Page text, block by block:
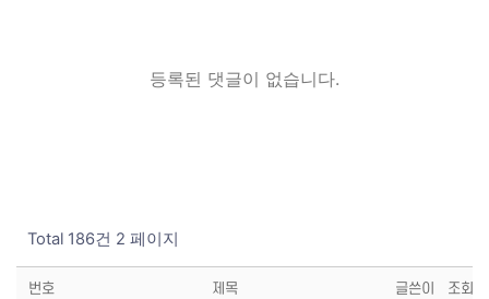
등록된 댓글이 없습니다.
Total 186건 2 페이지
번호 제목 글쓴이 조회